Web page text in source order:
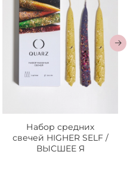
Набор средних
свечей HIGHER SELF /
ВЫСШЕЕ Я